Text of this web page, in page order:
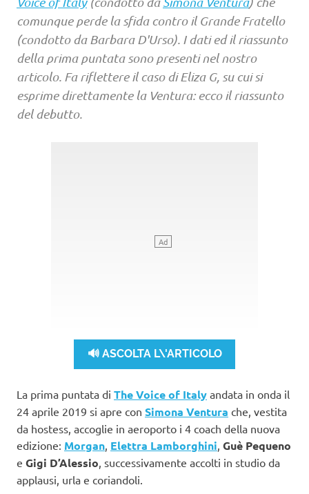
comunque perde la sfida contro il Grande Fratello
(condotto da Barbara D'Urso). I dati ed il riassunto
della prima puntata sono presenti nel nostro
articolo. Fa riflettere il caso di Eliza G, su cui si
esprime direttamente la Ventura: ecco il riassunto
del debutto.
🔊 ASCOLTA L\'ARTICOLO
La prima puntata di The Voice of Italy andata in onda il
24 aprile 2019 si apre con Simona Ventura che, vestita
da hostess, accoglie in aeroporto i 4 coach della nuova
edizione: Morgan Elettra Lamborghini Guè Pequeno
e Gigi D’Alessio , successivamente accolti in studio da
applausi, urla e coriandoli.